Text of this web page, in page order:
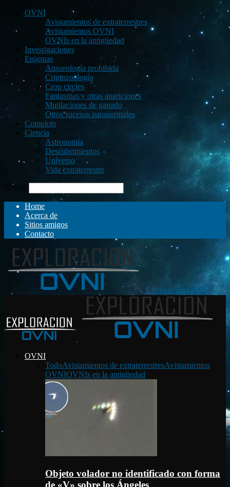
OVNI
Avistamientos de extraterrestres
Avistamientos OVNI
OVNIs en la antigüedad
Investigaciones
Enigmas
Arqueología prohibida
Criptozoología
Crop circles
Fantasmas y otras apariciones
Mutilaciones de ganado
Otros sucesos paranormales
Complots
Ciencia
Astronomía
Descubrimientos
Universo
Vida extraterrestre
Buscar
Home
Acerca de
Sitios amigos
Contacto
Exploración OVNI
OVNI
TodoAvistamientos de extraterrestresAvistamientos
OVNIOVNIs en la antigüedad
Objeto volador no identificado con forma
de «V» sobre los Ángeles